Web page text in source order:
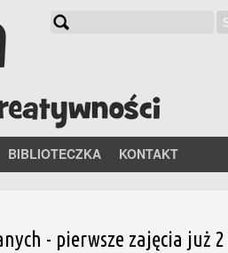
Szukaj
BIBLIOTECZKA KONTAKT
- pierwsze zajęcia już 2